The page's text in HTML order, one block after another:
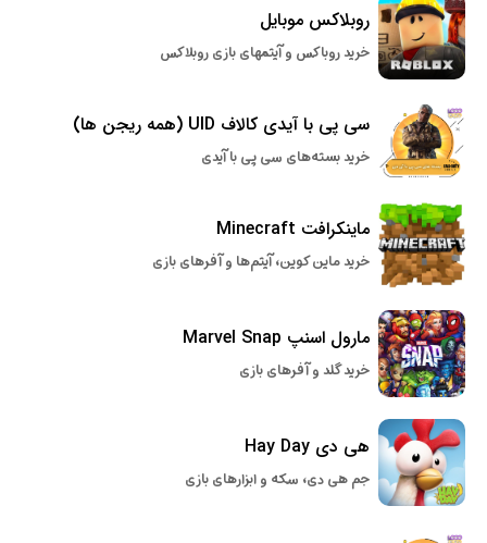
روبلاکس موبایل
خرید روباکس و آیتمهای بازی روبلاکس
سی پی با آیدی کالاف UID (همه ریجن ها)
خرید بسته‌های سی پی با آیدی
ماینکرافت Minecraft
خرید ماین کوین، آیتم‌ها و آفرهای بازی
مارول اسنپ Marvel Snap
خرید گلد و آفرهای بازی
هی دی Hay Day
جم هی دی، سکه و ابزارهای بازی